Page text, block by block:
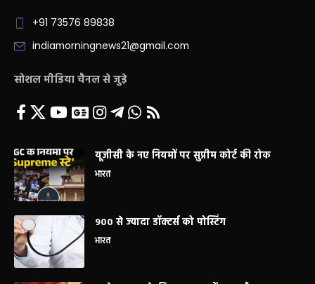
+91 73576 89838
indiamorningnews21@gmail.com
सोशल मीडिया चैनल से जुड़े
यूजीसी के नए नियमों पर सुप्रीम कोर्ट की रोक
भारत
900 से ज्यादा डॉक्टर्स को पोस्टिंग
भारत